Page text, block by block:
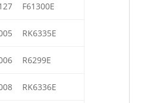
F61300E
RK6335E
R6299E
RK6336E